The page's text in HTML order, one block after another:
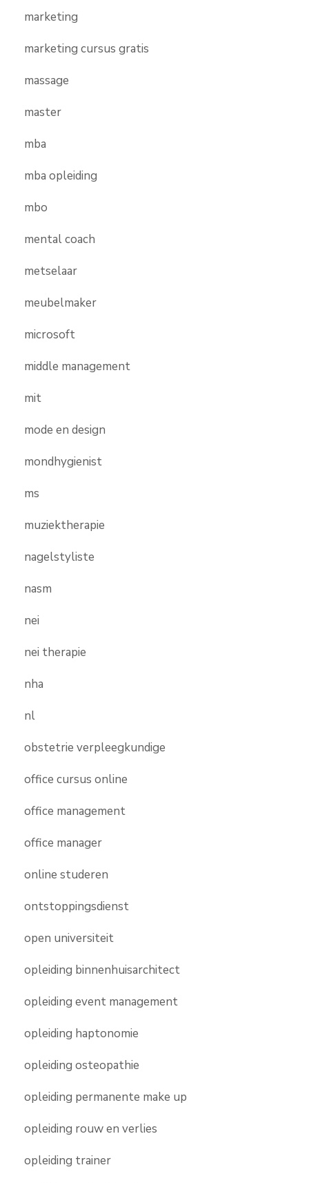
marketing
marketing cursus gratis
massage
master
mba
mba opleiding
mbo
mental coach
metselaar
meubelmaker
microsoft
middle management
mit
mode en design
mondhygienist
ms
muziektherapie
nagelstyliste
nasm
nei
nei therapie
nha
nl
obstetrie verpleegkundige
office cursus online
office management
office manager
online studeren
ontstoppingsdienst
open universiteit
opleiding binnenhuisarchitect
opleiding event management
opleiding haptonomie
opleiding osteopathie
opleiding permanente make up
opleiding rouw en verlies
opleiding trainer